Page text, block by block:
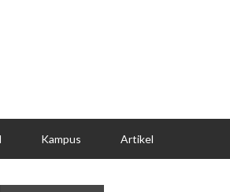
Kampus Artikel